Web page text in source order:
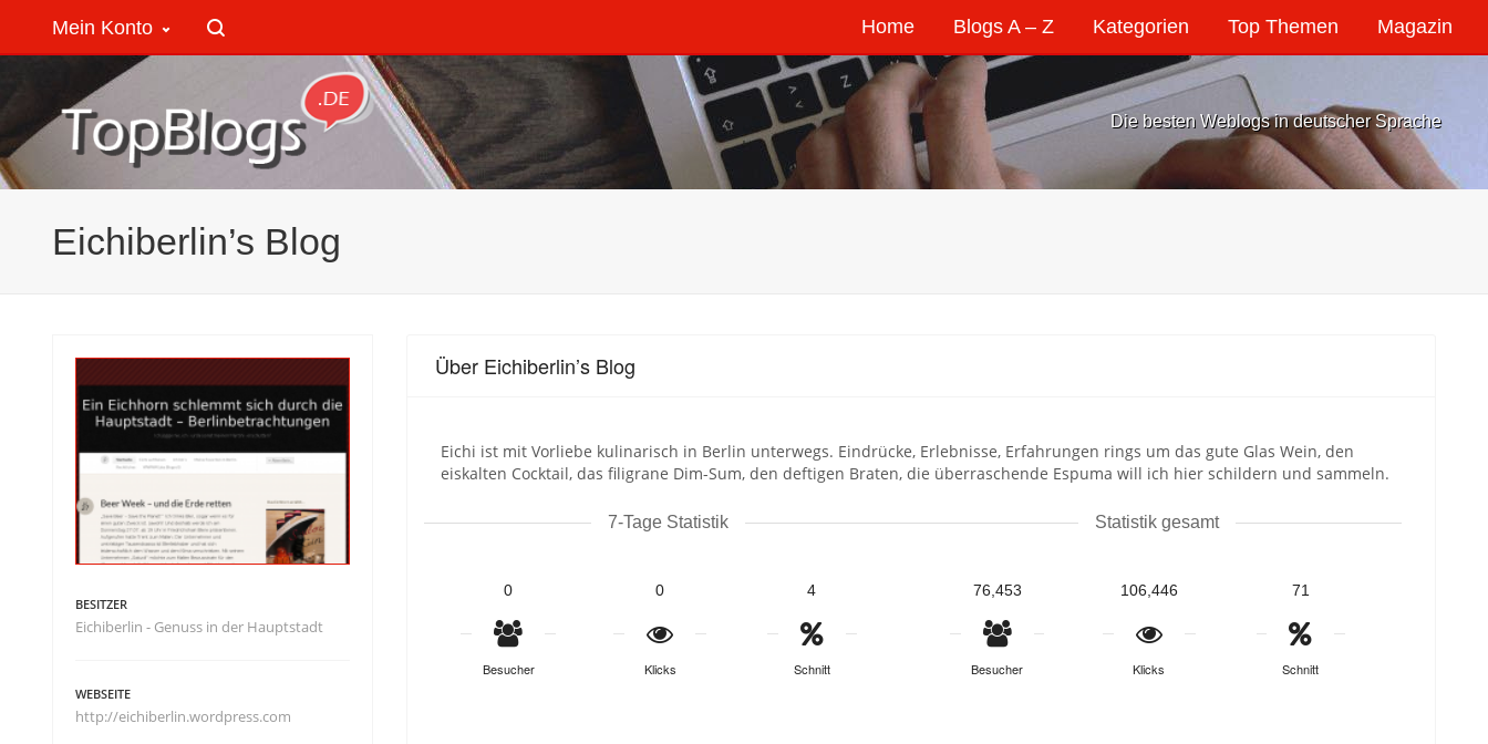
Home Blogs A – Z Kategorien Top Themen Magazin
Mein Konto
Die besten Weblogs in deutscher Sprache
Eichiberlin’s Blog
Über Eichiberlin’s Blog
Eichi ist mit Vorliebe kulinarisch in Berlin unterwegs. Eindrücke, Erlebnisse, Erfahrungen rings um das gute Glas Wein, den
eiskalten Cocktail, das filigrane Dim-Sum, den deftigen Braten, die überraschende Espuma will ich hier schildern und sammeln.
7-Tage Statistik
0
Besucher
0
Klicks
4
Schnitt
Statistik gesamt
76,453
Besucher
106,446
Klicks
71
Schnitt
BESITZER
Eichiberlin - Genuss in der Hauptstadt
WEBSEITE
http://eichiberlin.wordpress.com